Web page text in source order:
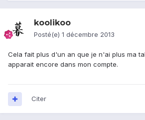
koolikoo
Posté(e) 1 décembre 2013
Cela fait plus d'un an que je n'ai plus ma
apparait encore dans mon compte.
Citer